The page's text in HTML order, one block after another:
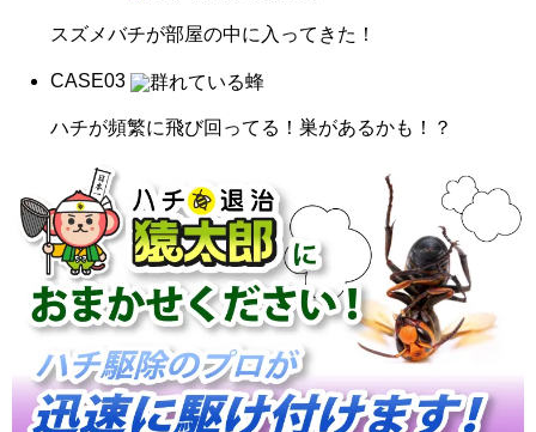
スズメバチが部屋の中に入ってきた！
CASE03
ハチが頻繁に飛び回ってる！巣があるかも！？